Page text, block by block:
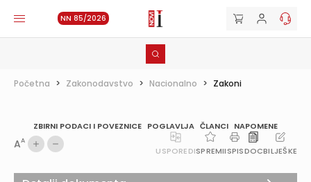
NN 85/2026
Početna > Zakonodavstvo > Nacionalno > Zakoni
ZBIRNI PODACI I POVEZNICE POGLAVLJA ČLANCI NAPOMENE
AA
USPOREDISPREMIISPISDOCBILJEŠKE